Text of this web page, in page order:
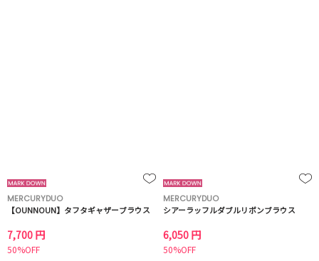
MERCURYDUO
【OUNNOUN】タフタギャザーブラウス
7,700 円
50%OFF
MERCURYDUO
シアーラッフルダブルリボンブラウス
6,050 円
50%OFF